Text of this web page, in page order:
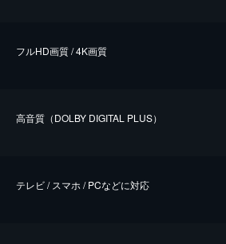
フルHD画質 / 4K画質
⾼⾳質（DOLBY DIGITAL PLUS）
テレビ / スマホ / PCなどに対応